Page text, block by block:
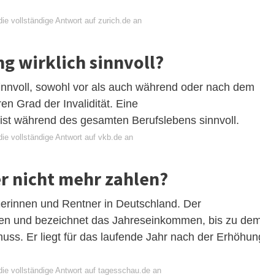
vollständige Antwort auf zurich.de an
wirklich sinnvoll?
sowohl vor als auch während oder nach dem
Grad der Invalidität. Eine
während des gesamten Berufslebens sinnvoll.
vollständige Antwort auf vkb.de an
nicht mehr zahlen?
und Rentner in Deutschland. Der
und bezeichnet das Jahreseinkommen, bis zu
Er liegt für das laufende Jahr nach der
vollständige Antwort auf tagesschau.de an